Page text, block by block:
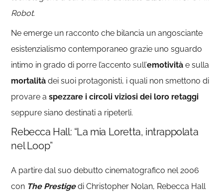
Robot.
Ne emerge un racconto che bilancia un angosciante
esistenzialismo contemporaneo grazie uno sguardo
intimo in grado di porre l’accento sull’emotività e sulla
mortalità dei suoi protagonisti, i quali non smettono di
provare aspezzare i circoli viziosi dei loro retaggi
seppure siano destinati a ripeterli.
Rebecca Hall: “La mia Loretta, intrappolata
nel Loop”
A partire dal suo debutto cinematografico nel 2006
con The Prestigedi Christopher Nolan, Rebecca Hall